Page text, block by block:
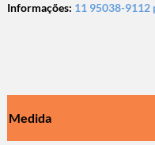
Informações: 11 95038-9112
Medida